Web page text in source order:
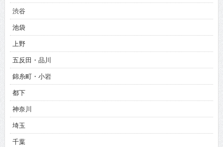
渋谷
池袋
上野
五反田・品川
錦糸町・小岩
都下
神奈川
埼玉
千葉